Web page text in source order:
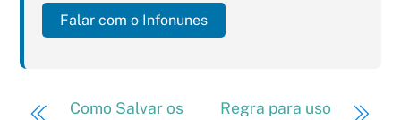
Falar com o Infonunes
Como Salvar os
Regra para uso